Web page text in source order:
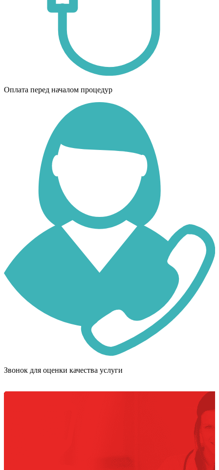
Оплата перед началом процедур
Звонок для оценки качества услуги